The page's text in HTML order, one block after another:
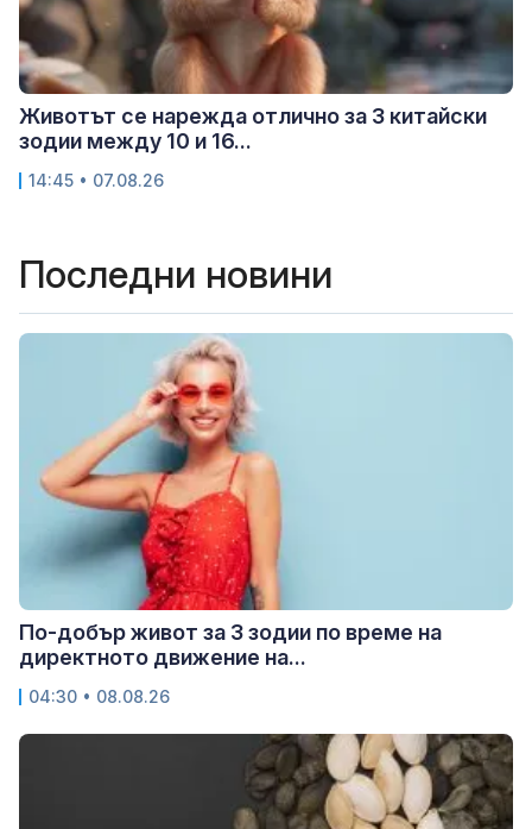
Животът се нарежда отлично за 3 китайски
зодии между 10 и 16...
14:45 • 07.08.26
Последни новини
По-добър живот за 3 зодии по време на
директното движение на...
04:30 • 08.08.26